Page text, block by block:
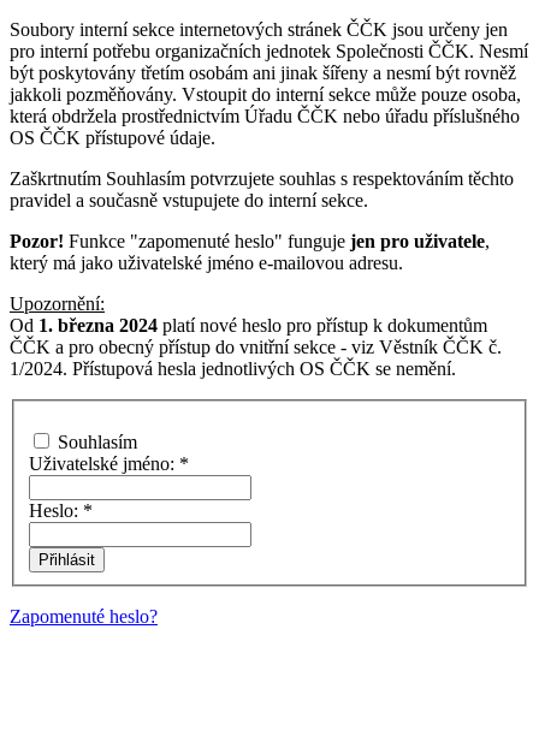
Soubory interní sekce internetových stránek ČČK jsou určeny jen
pro interní potřebu organizačních jednotek Společnosti ČČK. Nesmí
být poskytovány třetím osobám ani jinak šířeny a nesmí být rovněž
jakkoli pozměňovány. Vstoupit do interní sekce může pouze osoba,
která obdržela prostřednictvím Úřadu ČČK nebo úřadu příslušného
OS ČČK přístupové údaje.
Zaškrtnutím Souhlasím potvrzujete souhlas s respektováním těchto
pravidel a současně vstupujete do interní sekce.
Pozor! Funkce "zapomenuté heslo" funguje jen pro uživatele,
který má jako uživatelské jméno e-mailovou adresu.
Upozornění:
Od 1. března 2024 platí nové heslo pro přístup k dokumentům
ČČK a pro obecný přístup do vnitřní sekce - viz Věstník ČČK č.
1/2024. Přístupová hesla jednotlivých OS ČČK se nemění.
Souhlasím
Uživatelské jméno: *
Heslo: *
Zapomenuté heslo?